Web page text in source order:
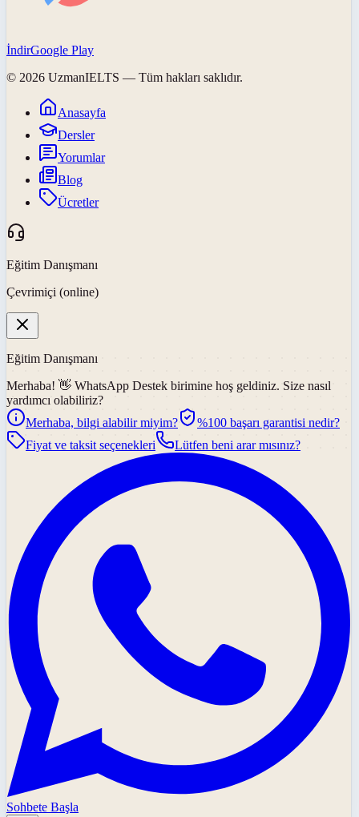
İndirGoogle Play
© 2026 UzmanIELTS — Tüm hakları saklıdır.
Anasayfa
Dersler
Yorumlar
Blog
Ücretler
Eğitim Danışmanı
Çevrimiçi (online)
Eğitim Danışmanı
Merhaba! 👋 WhatsApp Destek birimine hoş geldiniz. Size nasıl
yardımcı olabiliriz?
Merhaba, bilgi alabilir miyim?
%100 başarı garantisi nedir?
Fiyat ve taksit seçenekleri
Lütfen beni arar mısınız?
Sohbete Başla